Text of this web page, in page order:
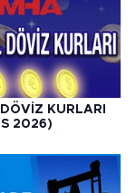
KURLARI
2026)